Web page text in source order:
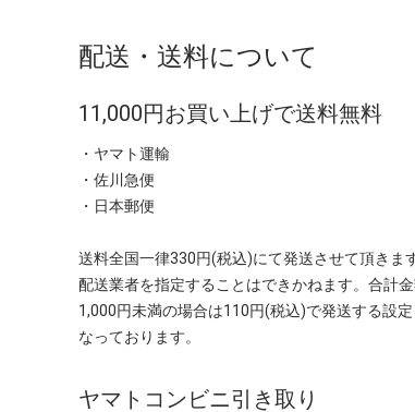
配送・送料について
11,000円お買い上げで送料無料
・ヤマト運輸
・佐川急便
・日本郵便
送料全国一律330円(税込)にて発送させて頂きます
配送業者を指定することはできかねます。合計
1,000円未満の場合は110円(税込)で発送する設定
なっております。
ヤマトコンビニ引き取り